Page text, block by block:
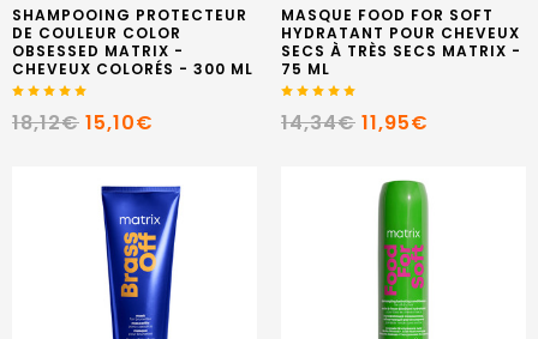
SHAMPOOING PROTECTEUR
DE COULEUR COLOR
OBSESSED MATRIX -
CHEVEUX COLORÉS - 300 ML
18,12€ 15,10€
MASQUE FOOD FOR SOFT
HYDRATANT POUR CHEVEUX
SECS À TRÈS SECS MATRIX -
75 ML
14,34€ 11,95€